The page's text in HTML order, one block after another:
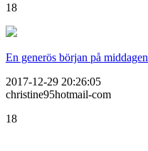
18
En generös början på middagen
2017-12-29 20:26:05
christine95hotmail-com
18